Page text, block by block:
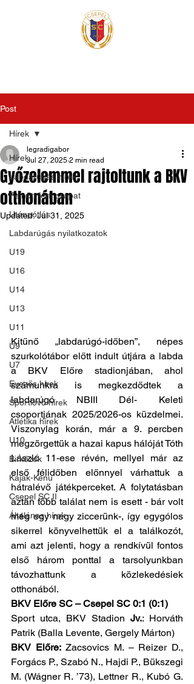
Post
Hírek
Labdarúgás hírek
Felnőtt férfi csapat
Utánpótlás
Labdarúgás nyilatkozatok
U19
U16
U14
U13
U11
U9
U7
Evezős hírek
Sportlövő hírek
Atlétika hírek
U10
Birkózók
Kajak-Kenu
Csepel SC II
Általános hírek
Hírek
Győzelemmel rajtoltunk a BKV
otthonában
legradigabor
Jul 27, 2025 2 min read
Updated:Jul 31, 2025
Kitűnő „labdarúgó-időben”, népes
szurkolótábor előtt indult útjára a labda
a BKV Előre stadionjában, ahol
számunkra is megkezdődtek a
labdarúgó NBIII Dél- Keleti
csoportjának 2025/2026-os küzdelmei.
Viszonylag korán, már a 9. percben
megzörgettük a hazai kapus hálóját Tóth
László 11-ese révén, mellyel már az
első félidőben előnnyel várhattuk a
hátralévő játékperceket. A folytatásban
aztán több találat nem is esett - bár volt
még egy nagy ziccerünk-, így egygólos
sikerrel könyvelhettük el a találkozót,
ami azt jelenti, hogy a rendkívül fontos
első három ponttal a tarsolyunkban
távozhattunk a közlekedésiek
otthonából.
BKV Előre SC – Csepel SC 0:1 (0:1)
Sport utca, BKV Stadion Jv.: Horváth
Patrik (Balla Levente, Gergely Márton)
BKV Előre: Zacsovics M. – Reizer D.,
Forgács P., Szabó N., Hajdi P., Bükszegi
M. (Wágner R. ’73), Lettner R., Kubó G.